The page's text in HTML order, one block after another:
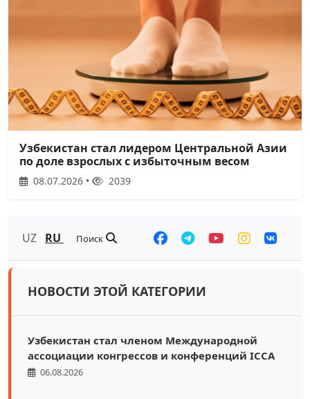
Узбекистан стал лидером Центральной Азии
по доле взрослых с избыточным весом
08.07.2026 • 2039
UZ RU Поиск
НОВОСТИ ЭТОЙ КАТЕГОРИИ
Узбекистан стал членом Международной
ассоциации конгрессов и конференций ICCA
06.08.2026